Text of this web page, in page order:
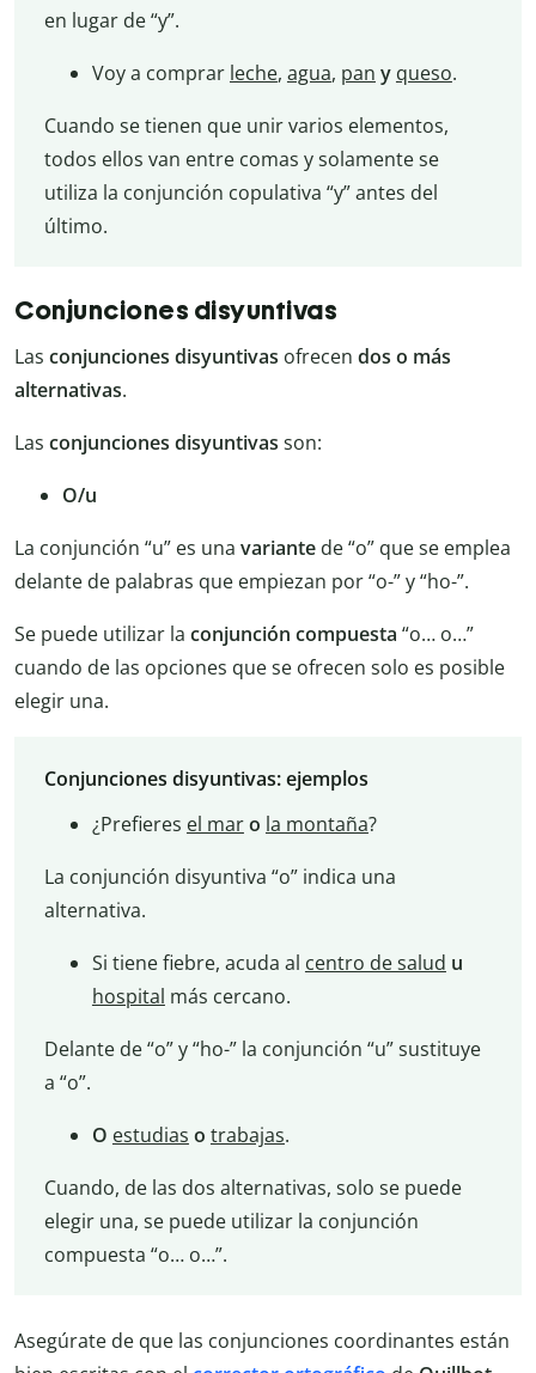
en lugar de “y”.
Voy a comprar leche, agua, pan y queso.
Cuando se tienen que unir varios elementos,
todos ellos van entre comas y solamente se
utiliza la conjunción copulativa “y” antes del
último.
Conjunciones disyuntivas
Las conjunciones disyuntivas ofrecen dos o más
alternativas.
Las conjunciones disyuntivas son:
O/u
La conjunción “u” es una variante de “o” que se emplea
delante de palabras que empiezan por “o-” y “ho-”.
Se puede utilizar la conjunción compuesta “o… o…”
cuando de las opciones que se ofrecen solo es posible
elegir una.
Conjunciones disyuntivas: ejemplos
¿Prefieres el maro la montaña?
La conjunción disyuntiva “o” indica una
alternativa.
Si tiene fiebre, acuda al centro de salud u
hospital más cercano.
Delante de “o” y “ho-” la conjunción “u” sustituye
a “o”.
O estudias o trabajas.
Cuando, de las dos alternativas, solo se puede
elegir una, se puede utilizar la conjunción
compuesta “o… o…”.
Asegúrate de que las conjunciones coordinantes están